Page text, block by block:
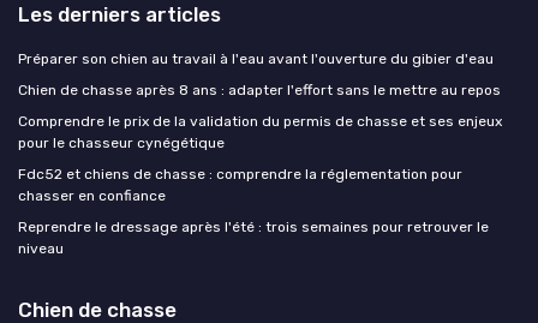
Les derniers articles
Préparer son chien au travail à l'eau avant l'ouverture du gibier d'eau
Chien de chasse après 8 ans : adapter l'effort sans le mettre au repos
Comprendre le prix de la validation du permis de chasse et ses enjeux
pour le chasseur cynégétique
Fdc52 et chiens de chasse : comprendre la réglementation pour
chasser en confiance
Reprendre le dressage après l'été : trois semaines pour retrouver le
niveau
Chien de chasse